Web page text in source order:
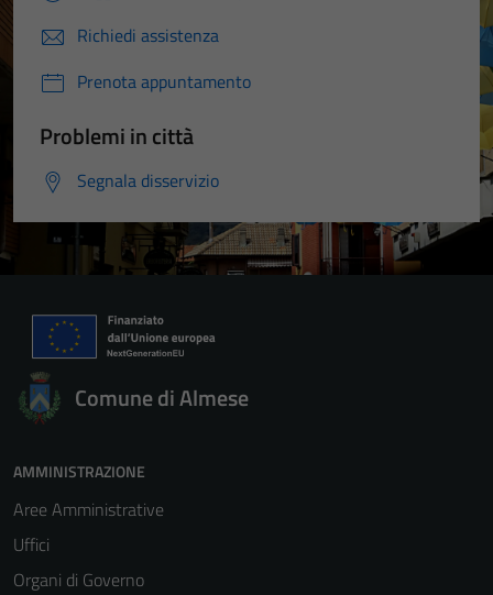
Richiedi assistenza
Prenota appuntamento
Problemi in città
Segnala disservizio
Comune di Almese
AMMINISTRAZIONE
Aree Amministrative
Uffici
Organi di Governo